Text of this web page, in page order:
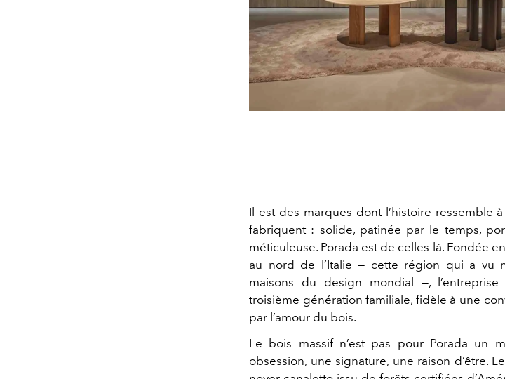
Il est des marques dont l’histoire ressemble
fabriquent : solide, patinée par le temps,
méticuleuse. Porada est de celles-là. Fondée
au nord de l’Italie — cette région qui a vu
maisons du design mondial —,
troisième génération familiale, fidèle à une
par l’amour du bois.
Le bois massif n’est pas pour Porada un
obsession, une signature, une raison d’être.